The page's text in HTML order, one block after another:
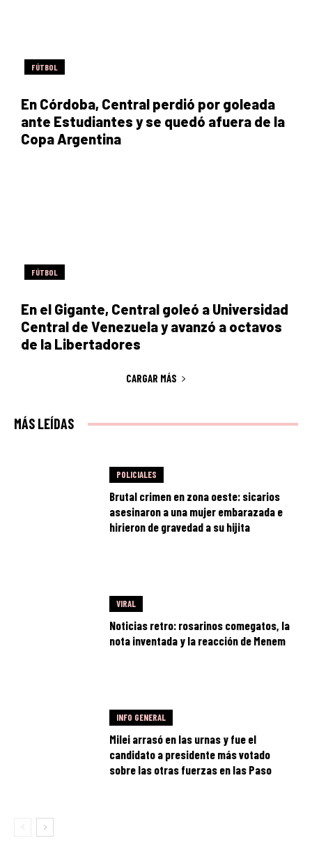
FÚTBOL
En Córdoba, Central perdió por goleada
ante Estudiantes y se quedó afuera de la
Copa Argentina
FÚTBOL
En el Gigante, Central goleó a Universidad
Central de Venezuela y avanzó a octavos
de la Libertadores
CARGAR MÁS
MÁS LEÍDAS
POLICIALES
Brutal crimen en zona oeste: sicarios
asesinaron a una mujer embarazada e
hirieron de gravedad a su hijita
VIRAL
Noticias retro: rosarinos comegatos, la
nota inventada y la reacción de Menem
INFO GENERAL
Milei arrasó en las urnas y fue el
candidato a presidente más votado
sobre las otras fuerzas en las Paso